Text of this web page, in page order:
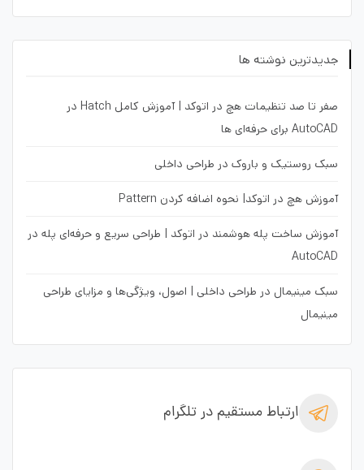
جدیدترین نوشته ها
صفر تا صد تنظیمات هچ در اتوکد | آموزش کامل Hatch در
AutoCAD برای حرفه‌ای ها
سبک روستیک و باروک در طراحی داخلی
آموزش هچ در اتوکد| نحوه اضافه کردن Pattern
آموزش ساخت پله هوشمند در اتوکد | طراحی سریع و حرفه‌ای پله در
AutoCAD
سبک مینیمال در طراحی داخلی | اصول، ویژگی‌ها و مزایای طراحی
مینیمال
ارتباط مستقیم در تلگرام